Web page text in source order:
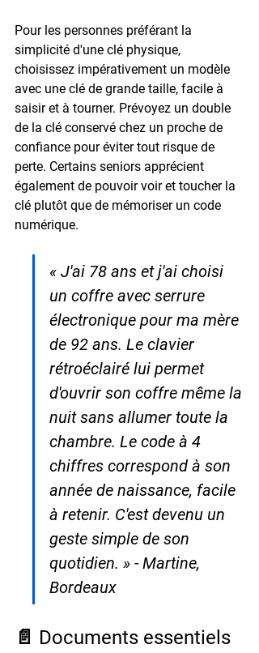
Pour les personnes préférant la
simplicité d'une clé physique,
choisissez impérativement un modèle
avec une clé de grande taille, facile à
saisir et à tourner. Prévoyez un double
de la clé conservé chez un proche de
confiance pour éviter tout risque de
perte. Certains seniors apprécient
également de pouvoir voir et toucher la
clé plutôt que de mémoriser un code
numérique.
« J'ai 78 ans et j'ai choisi
un coffre avec serrure
électronique pour ma mère
de 92 ans. Le clavier
rétroéclairé lui permet
d'ouvrir son coffre même la
nuit sans allumer toute la
chambre. Le code à 4
chiffres correspond à son
année de naissance, facile
à retenir. C'est devenu un
geste simple de son
quotidien. » - Martine,
Bordeaux
📄 Documents essentiels